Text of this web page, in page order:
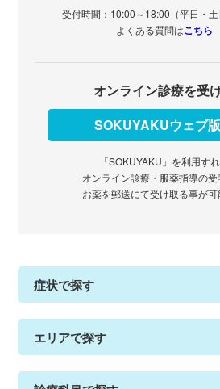
受付時間：10:00～18:00（平日・土
よくある質問はこちら
オンライン診療を受
SOKUYAKUウェブ
「SOKUYAKU」を利用す
オンライン診療・服薬指導の受
お薬を郵送にて受け取る事が
症状で探す
エリアで探す